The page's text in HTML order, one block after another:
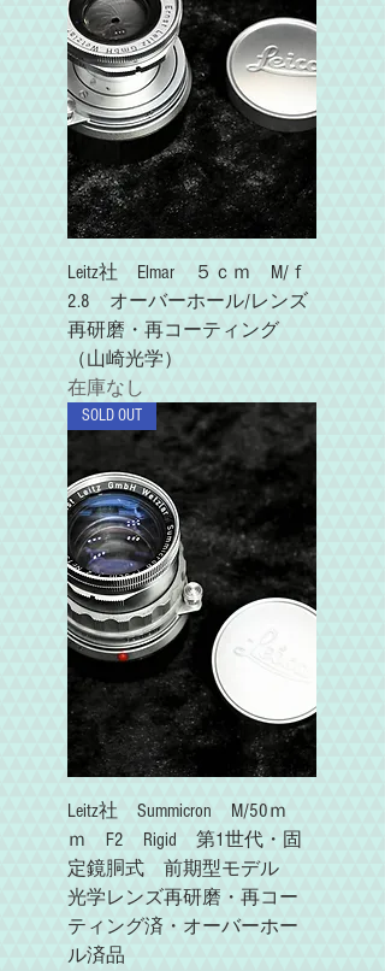
Leitz社 Elmar ５ｃｍ M/ｆ
2.8 オーバーホール/レンズ
再研磨・再コーティング
（山崎光学）
在庫なし
SOLD OUT
Leitz社 Summicron M/50ｍ
ｍ F2 Rigid 第1世代・固
定鏡胴式 前期型モデル
光学レンズ再研磨・再コー
ティング済・オーバーホー
ル済品